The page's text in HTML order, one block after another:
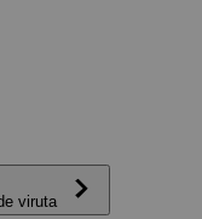
viruta